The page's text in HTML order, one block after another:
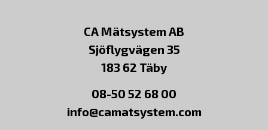
CA Mätsystem AB
Sjöflygvägen 35
183 62 Täby
08-50 52 68 00
info@camatsystem.com